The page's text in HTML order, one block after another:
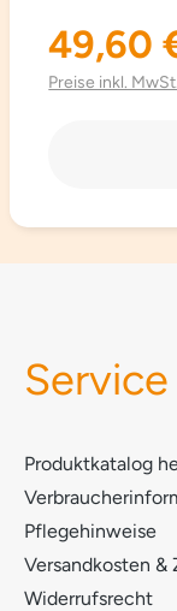
saugfähig,
Aus hochwertig
Regulärer
49,60
Preise inkl.
Produktkatalog
Pflegehinweise
Versandkosten &
Widerrufsrecht